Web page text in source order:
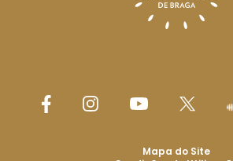
Mapa do Site